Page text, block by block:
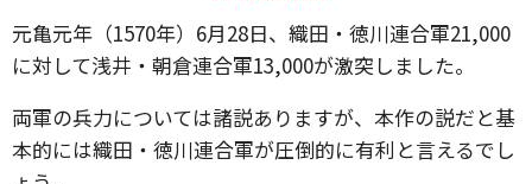
元亀元年（1570年）6月28日、織田・徳川連合軍21,000
に対して浅井・朝倉連合軍13,000が激突しました。
両軍の兵力については諸説ありますが、本作の説だと基
本的には織田・徳川連合軍が圧倒的に有利と言えるでし